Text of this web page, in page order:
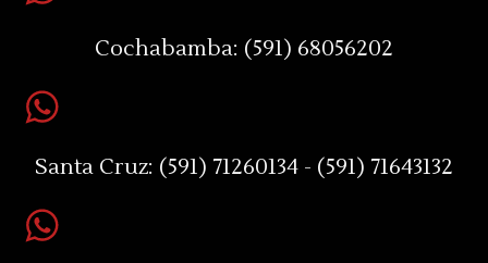
Cochabamba: (591) 68056202
Santa Cruz: (591) 71260134 - (591) 71643132